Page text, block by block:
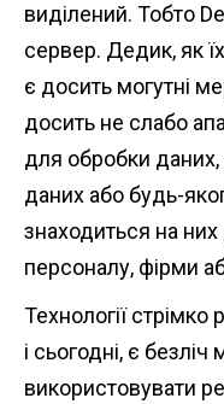
виділений. Тобто
сервер. Дедик, як
є досить могутні
досить не слабо
для обробки даних,
даних або будь-
знаходиться на
персоналу, фірми
Технології
і сьогодні, є
використовувати